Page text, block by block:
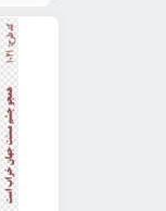
افزودن